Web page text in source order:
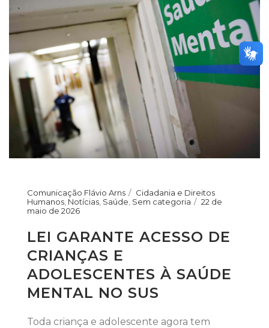
Comunicação Flávio Arns
Cidadania e Direitos
Humanos Notícias Saúde Sem categoria
22 de
maio de 2026
LEI GARANTE ACESSO DE
CRIANÇAS E
ADOLESCENTES À SAÚDE
MENTAL NO SUS
Toda criança e adolescente agora tem